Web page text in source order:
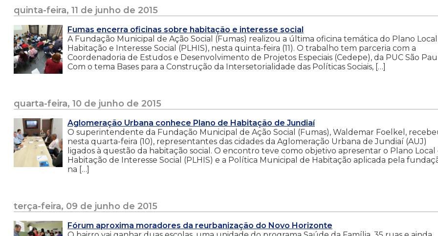
quinta-feira, 11 de junho de 2015
Fumas encerra oficinas sobre habitação e interesse social
A Fundação Municipal de Ação Social (Fumas) realizou a última oficina temática do Plano
Habitação e Interesse Social (PLHIS), nesta quinta-feira (11). O trabalho tem parceria com a
Coordenadoria de Estudos e Desenvolvimento de Projetos Especiais (Cedepe), da PUC São
Com o tema Bases para a Construção da Intersetorialidade das Políticas Sociais, […]
quarta-feira, 10 de junho de 2015
Aglomeração Urbana conhece Plano de Habitação de Jundiaí
O superintendente da Fundação Municipal de Ação Social (Fumas), Waldemar Foelkel,
nesta quarta-feira (10), representantes das cidades da Aglomeração Urbana de Jundiaí (AUJ)
ligados à questão da habitação social. O encontro teve como objetivo apresentar o Plano Local
Habitação de Interesse Social (PLHIS) e a Política Municipal de Habitação aplicada pela
na […]
terça-feira, 09 de junho de 2015
Fórum aproxima moradores da reurbanização do Novo Horizonte